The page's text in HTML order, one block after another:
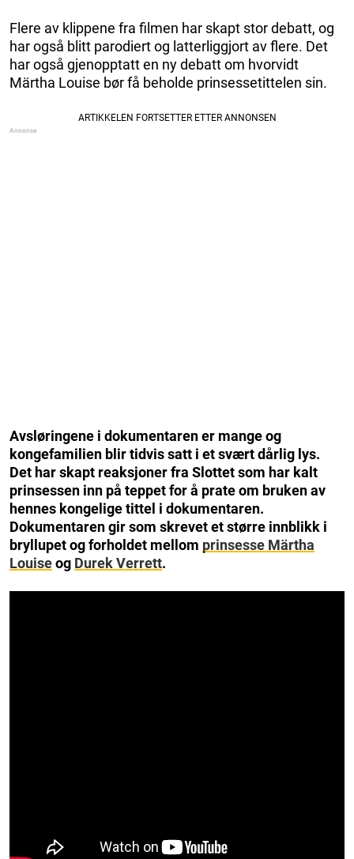
Flere av klippene fra filmen har skapt stor debatt, og
har også blitt parodiert og latterliggjort av flere. Det
har også gjenopptatt en ny debatt om hvorvidt
Märtha Louise bør få beholde prinsessetittelen sin.
Avsløringene i dokumentaren er mange og
kongefamilien blir tidvis satt i et svært dårlig lys.
Det har skapt reaksjoner fra Slottet som har kalt
prinsessen inn på teppet for å prate om bruken av
hennes kongelige tittel i dokumentaren.
Dokumentaren gir som skrevet et større innblikk i
bryllupet og forholdet mellom prinsesse Märtha
Louiseog Durek Verrett.